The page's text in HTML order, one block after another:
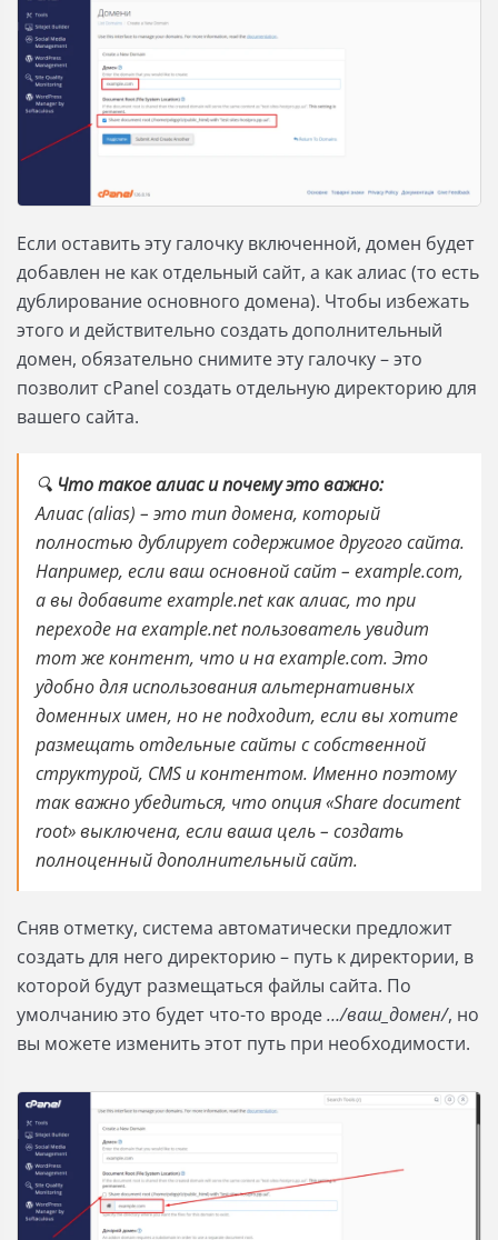
Если оставить эту галочку включенной, домен будет
добавлен не как отдельный сайт, а как алиас (то есть
дублирование основного домена). Чтобы избежать
этого и действительно создать дополнительный
домен, обязательно снимите эту галочку – это
позволит cPanel создать отдельную директорию для
вашего сайта.
🔍 Что такое алиас и почему это важно:
Алиас (alias) – это тип домена, который
полностью дублирует содержимое другого сайта.
Например, если ваш основной сайт – example.com,
а вы добавите example.net как алиас, то при
переходе на example.net пользователь увидит
тот же контент, что и на example.com. Это
удобно для использования альтернативных
доменных имен, но не подходит, если вы хотите
размещать отдельные сайты с собственной
структурой, CMS и контентом. Именно поэтому
так важно убедиться, что опция «Share document
root» выключена, если ваша цель – создать
полноценный дополнительный сайт.
Сняв отметку, система автоматически предложит
создать для него директорию – путь к директории, в
которой будут размещаться файлы сайта. По
умолчанию это будет что-то вроде…/ваш_домен/, но
вы можете изменить этот путь при необходимости.